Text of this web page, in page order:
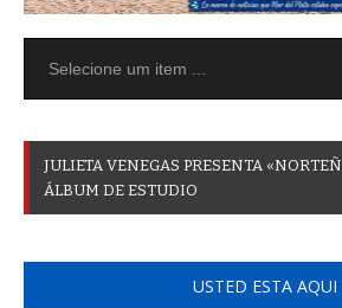
JULIETA VENEGAS PRESENTA «NORTEÑ
ÁLBUM DE ESTUDIO
USTED ESTA AQUI